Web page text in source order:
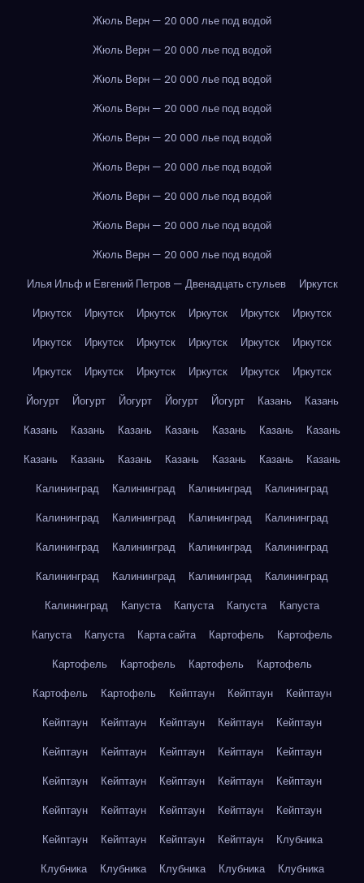
Жюль Верн — 20 000 лье под водой
Жюль Верн — 20 000 лье под водой
Жюль Верн — 20 000 лье под водой
Жюль Верн — 20 000 лье под водой
Жюль Верн — 20 000 лье под водой
Жюль Верн — 20 000 лье под водой
Жюль Верн — 20 000 лье под водой
Жюль Верн — 20 000 лье под водой
Жюль Верн — 20 000 лье под водой
Илья Ильф и Евгений Петров — Двенадцать стульев
Иркутск
Иркутск
Иркутск Иркутск Иркутск Иркутск
Иркутск
Иркутск
Иркутск Иркутск Иркутск Иркутск
Иркутск
Иркутск
Иркутск Иркутск Иркутск Иркутск
Иркутск
Йогурт
Йогурт Йогурт Йогурт Йогурт Казань
Казань
Казань
Казань Казань Казань Казань Казань
Казань
Казань
Казань Казань Казань Казань Казань
Казань
Калининград
Калининград Калининград
Калининград
Калининград
Калининград Калининград
Калининград
Калининград
Калининград Калининград
Калининград
Калининград
Калининград Калининград
Калининград
Калининград
Капуста Капуста Капуста
Капуста
Капуста
Капуста Карта сайта Картофель
Картофель
Картофель
Картофель Картофель
Картофель
Картофель
Картофель Кейптаун Кейптаун
Кейптаун
Кейптаун
Кейптаун Кейптаун Кейптаун
Кейптаун
Кейптаун
Кейптаун Кейптаун Кейптаун
Кейптаун
Кейптаун
Кейптаун Кейптаун Кейптаун
Кейптаун
Кейптаун
Кейптаун Кейптаун Кейптаун
Кейптаун
Кейптаун
Кейптаун Кейптаун Кейптаун
Клубника
Клубника
Клубника Клубника Клубника
Клубника